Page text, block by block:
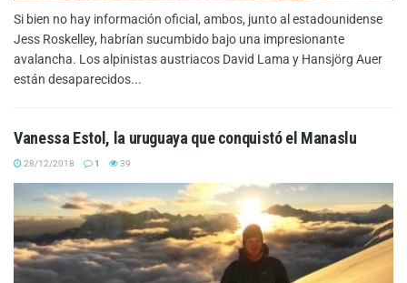
Si bien no hay información oficial, ambos, junto al estadounidense
Jess Roskelley, habrían sucumbido bajo una impresionante
avalancha. Los alpinistas austriacos David Lama y Hansjörg Auer
están desaparecidos...
Vanessa Estol, la uruguaya que conquistó el Manaslu
28/12/2018 1 39